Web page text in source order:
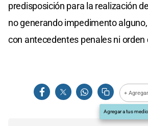
predisposición para la realización
no generando impedimento
con antecedentes penales ni orden
+
Agregar a tus